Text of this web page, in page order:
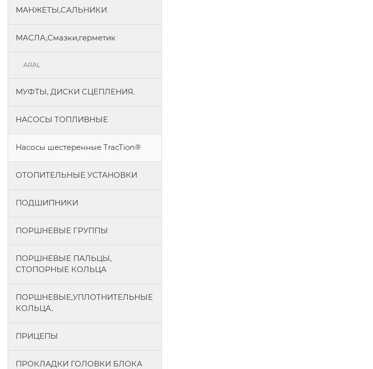
МАНЖЕТЫ,САЛЬНИКИ
МАСЛА,Смазки,герметик
ARAL
МУФТЫ, ДИСКИ СЦЕПЛЕНИЯ.
НАСОСЫ ТОПЛИВНЫЕ
Насосы шестеренные TracTion®
ОТОПИТЕЛЬНЫЕ УСТАНОВКИ
ПОДШИПНИКИ
ПОРШНЕВЫЕ ГРУППЫ
ПОРШНЕВЫЕ ПАЛЬЦЫ,
СТОПОРНЫЕ КОЛЬЦА
ПОРШНЕВЫЕ,УПЛОТНИТЕЛЬНЫЕ
КОЛЬЦА.
ПРИЦЕПЫ
ПРОКЛАДКИ ГОЛОВКИ БЛОКА